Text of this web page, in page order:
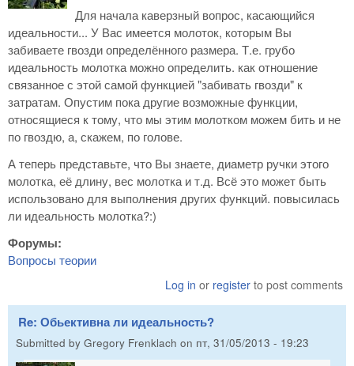
Для начала каверзный вопрос, касающийся
идеальности... У Вас имеется молоток, которым Вы
забиваете гвозди определённого размера. Т.е. грубо
идеальность молотка можно определить. как отношение
связанное с этой самой функцией "забивать гвозди" к
затратам. Опустим пока другие возможные функции,
относящиеся к тому, что мы этим молотком можем бить и не
по гвоздю, а, скажем, по голове.
А теперь представьте, что Вы знаете, диаметр ручки этого
молотка, её длину, вес молотка и т.д. Всё это может быть
использовано для выполнения других функций. повысилась
ли идеальность молотка?:)
Форумы:
Вопросы теории
Log in or register to post comments
Re: Обьективна ли идеальность?
Submitted by Gregory Frenklach on пт, 31/05/2013 - 19:23